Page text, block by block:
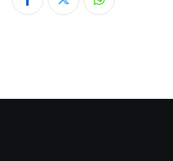
Whatsapp